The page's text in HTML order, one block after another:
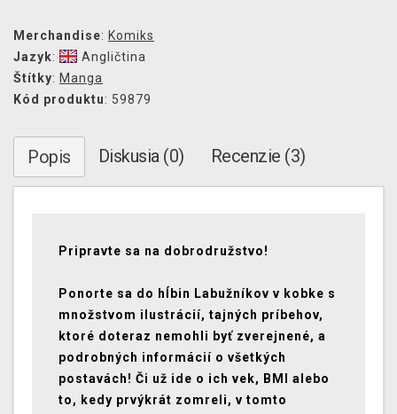
Merchandise: Komiks
Jazyk:
Angličtina
Štítky: Manga
Kód produktu: 59879
Popis Diskusia (0) Recenzie (3)
Pripravte sa na dobrodružstvo!
Ponorte sa do hĺbin Labužníkov v kobke s
množstvom ilustrácií, tajných príbehov,
ktoré doteraz nemohli byť zverejnené, a
podrobných informácií o všetkých
postavách! Či už ide o ich vek, BMI alebo
to, kedy prvýkrát zomreli, v tomto